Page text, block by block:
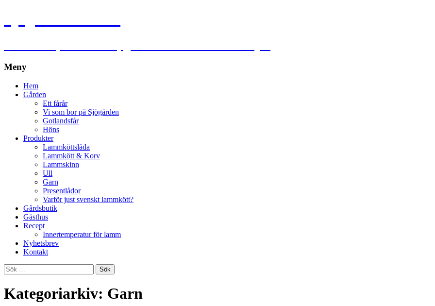
Meny
HoppaHem
Gården
Ett fårår
Vi som bor på Sjögården
Gotlandsfår
Höns
Produkter
Lammköttslåda
Lammkött & Korv
Lammskinn
Ull
Garn
Presentlådor
Varför just svenskt lammkött?
Gårdsbutik
Gästhus
Recept
Innertemperatur för lamm
Nyhetsbrev
Kontakt
Sök
efter:
Kategoriarkiv: Garn